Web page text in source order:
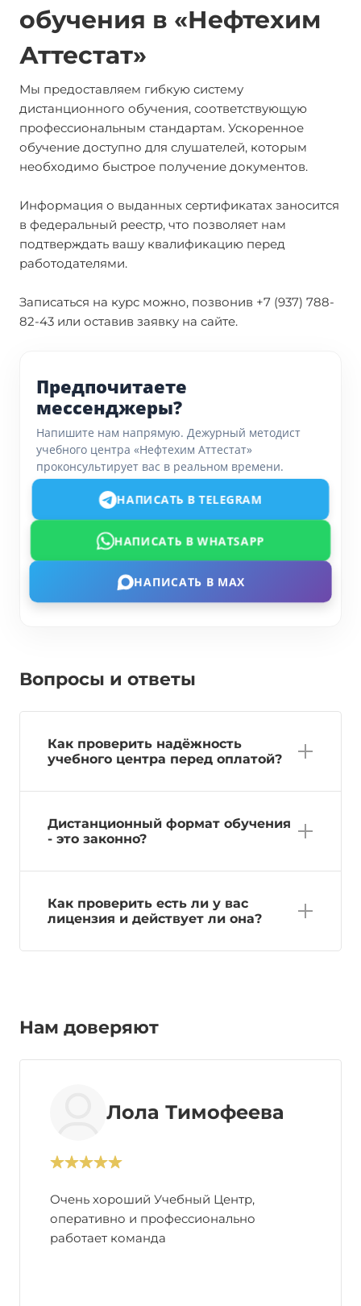
обучения в «Нефтехим
Аттестат»
Мы предоставляем гибкую систему
дистанционного обучения, соответствующую
профессиональным стандартам. Ускоренное
обучение доступно для слушателей, которым
необходимо быстрое получение документов.
Информация о выданных сертификатах заносится
в федеральный реестр, что позволяет нам
подтверждать вашу квалификацию перед
работодателями.
Записаться на курс можно, позвонив +7 (937) 788-
82-43 или оставив заявку на сайте.
Предпочитаете
мессенджеры?
Напишите нам напрямую. Дежурный методист
учебного центра «Нефтехим Аттестат»
проконсультирует вас в реальном времени.
НАПИСАТЬ В TELEGRAM
НАПИСАТЬ В WHATSAPP
НАПИСАТЬ В MAX
Вопросы и ответы
Как проверить надёжность
учебного центра перед оплатой?
Дистанционный формат обучения
- это законно?
Как проверить есть ли у вас
лицензия и действует ли она?
Нам доверяют
Лола Тимофеева
Очень хороший Учебный Центр,
оперативно и профессионально
работает команда